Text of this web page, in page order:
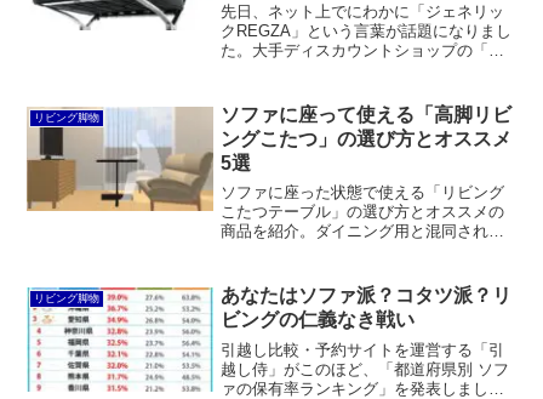
先日、ネット上でにわかに「ジェネリッ
クREGZA」という言葉が話題になりまし
た。大手ディスカウントショップの「ド
名です。4K画質の大型液晶テレビにもか
かわらず、お値...
リビング脚物
ソファに座って使える「高脚リビ
ングこたつ」の選び方とオススメ
5選
ソファに座った状態で使える「リビング
こたつテーブル」の選び方とオススメの
商品を紹介。ダイニング用と混同されが
テーブルよりも高いのでテレビの高さを
変える必要が生じることも。脚は1本脚の
ほうが離着席しやすく、昇降式のほうが
姿勢に合わせやすいと思います。
リビング脚物
あなたはソファ派？コタツ派？リ
ビングの仁義なき戦い
引越し比較・予約サイトを運営する「引
越し侍」がこのほど、「都道府県別 ソフ
ァの保有率ランキング」を発表しまし